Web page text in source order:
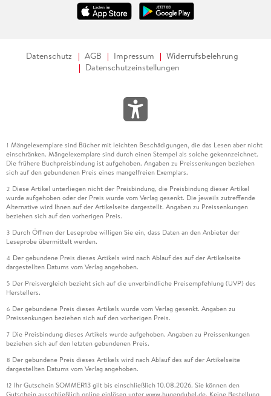
Datenschutz AGB Impressum
Widerrufsbelehrung
Datenschutzeinstellungen
1 Mängelexemplare sind Bücher mit leichten Beschädigungen, die das Lesen aber nicht
einschränken. Mängelexemplare sind durch einen Stempel als solche gekennzeichnet.
Die frühere Buchpreisbindung ist aufgehoben. Angaben zu Preissenkungen beziehen
sich auf den gebundenen Preis eines mangelfreien Exemplars.
2 Diese Artikel unterliegen nicht der Preisbindung, die Preisbindung dieser Artikel
wurde aufgehoben oder der Preis wurde vom Verlag gesenkt. Die jeweils zutreffende
Alternative wird Ihnen auf der Artikelseite dargestellt. Angaben zu Preissenkungen
beziehen sich auf den vorherigen Preis.
3 Durch Öffnen der Leseprobe willigen Sie ein, dass Daten an den Anbieter der
Leseprobe übermittelt werden.
4 Der gebundene Preis dieses Artikels wird nach Ablauf des auf der Artikelseite
dargestellten Datums vom Verlag angehoben.
5 Der Preisvergleich bezieht sich auf die unverbindliche Preisempfehlung (UVP) des
Herstellers.
6 Der gebundene Preis dieses Artikels wurde vom Verlag gesenkt. Angaben zu
Preissenkungen beziehen sich auf den vorherigen Preis.
7 Die Preisbindung dieses Artikels wurde aufgehoben. Angaben zu Preissenkungen
beziehen sich auf den letzten gebundenen Preis.
8 Der gebundene Preis dieses Artikels wird nach Ablauf des auf der Artikelseite
dargestellten Datums vom Verlag angehoben.
12 Ihr Gutschein SOMMER13 gilt bis einschließlich 10.08.2026. Sie können den